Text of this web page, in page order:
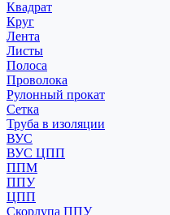
Квадрат
Круг
Лента
Листы
Полоса
Проволока
Рулонный прокат
Сетка
Труба в изоляции
ВУС
ВУС ЦПП
ППМ
ППУ
ЦПП
Скорлупа ППУ